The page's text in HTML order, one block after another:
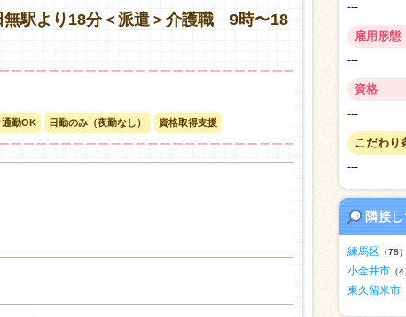
無駅より18分＜派遣＞介護職 9時〜18
通勤OK 日勤のみ（夜勤なし） 資格取得支援
---
雇用形態
---
資格
---
こだわり
---
隣接
練馬区 （78）
小金井市 （4
東久留米市